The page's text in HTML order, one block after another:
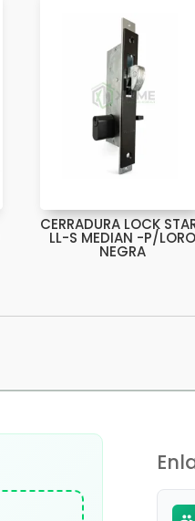
CERRADURA LOCK
LL-S MEDIAN -P/LORO
NEGRA